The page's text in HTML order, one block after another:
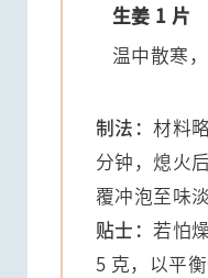
生姜 1 片
温中散寒
制法：材料
分钟，熄火
覆冲泡至味淡
贴士：若怕
5 克，以平衡